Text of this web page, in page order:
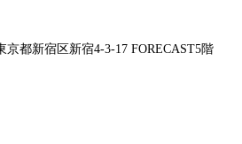
京都新宿区新宿4-3-17 FORECAST5階